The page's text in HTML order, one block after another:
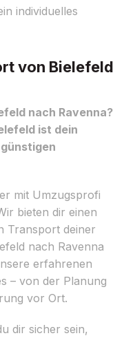
individuelles
von Bielefeld
nach Ravenna?
ist dein
mit Umzugsprofi
bieten dir einen
Transport deiner
nach Ravenna
erfahrenen
– von der Planung
vor Ort.
dir sicher sein,